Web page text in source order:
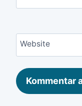
Website